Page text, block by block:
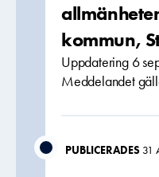
kommun,
Uppdatering 6
Meddelandet
PUBLICERADES 31